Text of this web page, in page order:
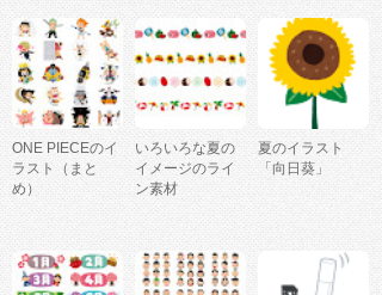
ONE PIECEのイ
ラスト（まと
め）
いろいろな夏の
イメージのライ
ン素材
夏のイラスト
「向日葵」